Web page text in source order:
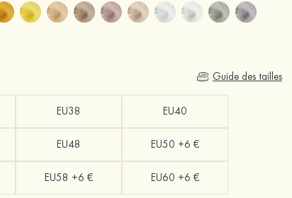
Guide des tailles
EU38 EU40
EU48 EU50 +6 €
EU58 +6 € EU60 +6 €